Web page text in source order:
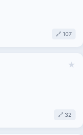
🔗 107
★
🔗 32